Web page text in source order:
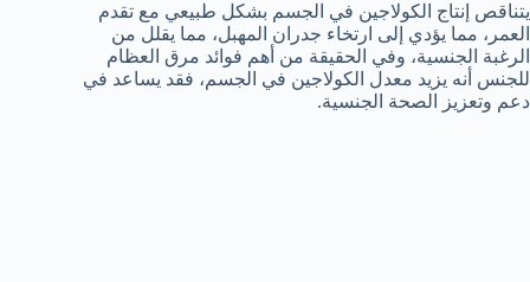
يتناقص إنتاج الكولاجين في الجسم بشكل طبيعي مع تقدم
العمر، مما يؤدي إلى ارتخاء جدران المهبل، مما يقلل من
الرغبة الجنسية، وفي الحقيقة من أهم فوائد مرق العظام
للجنس أنه يزيد معدل الكولاجين في الجسم، فقد يساعد في
دعم وتعزيز الصحة الجنسية.